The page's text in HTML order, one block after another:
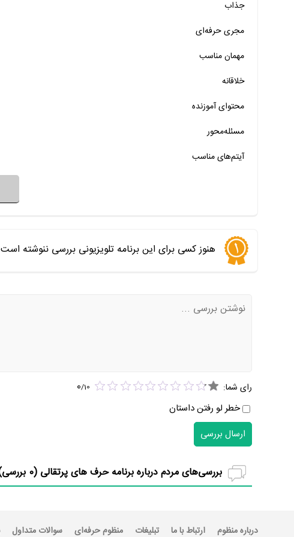
خیر تقریبا
خیر
خیر
خیر تقریبا
خیر
جذاب
مجری حرفه‌ای
مهمان‌ مناسب
خلاقانه
محتوای آموزنده
مسئله‌محور
آیتم‌های مناسب
هنوز کسی برای این برنامه تلویزیونی بررسی ننوشته
رای شما: 0/10
خطر لو رفتن داستان
ارسال بررسی
بررسی‌های مردم درباره برنامه حرف های پرتقالی (0
درباره منظوم ارتباط با ما تبلیغات منظوم حرفه‌ای سوالات متداول